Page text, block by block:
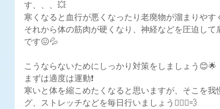
す、、、💥
寒くなると血行が悪くなったり老廃物が溜まりやす
それから体の筋肉が硬くなり、神経などを圧迫し
です😖💦
こうならないためにしっかり対策をしましょう😊🌟
まずは適度は運動❗
寒いと体を縮こめたくなると思いますが、そこを
グ、ストレッチなどを毎日行いましょう🏃🏻‍♀️💨